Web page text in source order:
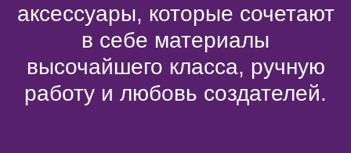
аксессуары, которые сочетают
в себе материалы
высочайшего класса, ручную
работу и любовь создателей.